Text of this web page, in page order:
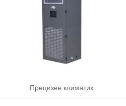
Прецизен климатик